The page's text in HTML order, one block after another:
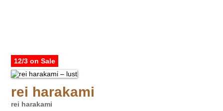
12/3 on Sale
rei harakami
rei harakami